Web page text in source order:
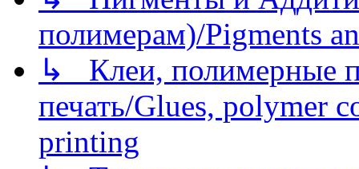
полимерам)/Pigments
↳ Клеи, полимерные
печать/Glues, polymer
printing